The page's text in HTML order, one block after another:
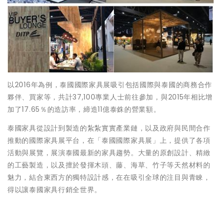
以2016年為例，泰國國際家具展吸引包括國際與泰國的商務合作
夥伴、買家等，共計37,100專業人士前往參加，與2015年相比增
加了17.65％的造訪率，締造11億泰銖的營業額。
泰國家具從設計到製造的紮紮實實產業鏈，以及政府與民間合作
推動的國際家具展平台，在「泰國國際家具展」上，提供了各項
活動與展覽，展演泰國最新的家具趨勢。大量的原創設計、精緻
的工藝製造，以及擅於發揮木頭、藤、海草、竹子等天然材料的
魅力，結合東西方的獨特設計感，在在吸引全球的注目與青睞，
得以讓泰國家具行銷全世界。